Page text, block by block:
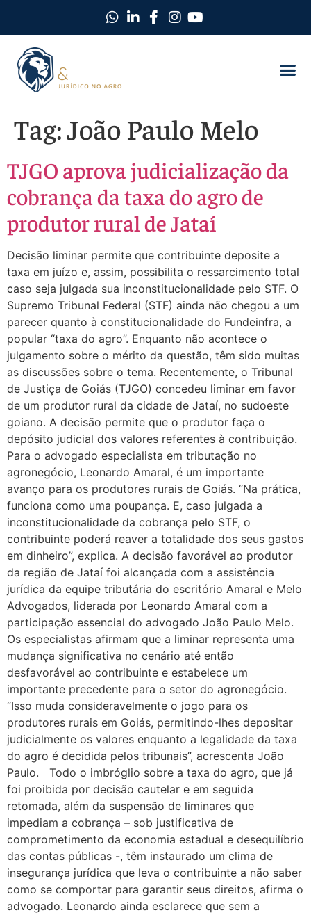
Tag:João Paulo Melo
TJGO aprova judicialização da
cobrança da taxa do agro de
produtor rural de Jataí
Decisão liminar permite que contribuinte deposite a
taxa em juízo e, assim, possibilita o ressarcimento total
caso seja julgada sua inconstitucionalidade pelo STF. O
Supremo Tribunal Federal (STF) ainda não chegou a um
parecer quanto à constitucionalidade do Fundeinfra, a
popular “taxa do agro”. Enquanto não acontece o
julgamento sobre o mérito da questão, têm sido muitas
as discussões sobre o tema. Recentemente, o Tribunal
de Justiça de Goiás (TJGO) concedeu liminar em favor
de um produtor rural da cidade de Jataí, no sudoeste
goiano. A decisão permite que o produtor faça o
depósito judicial dos valores referentes à contribuição.
Para o advogado especialista em tributação no
agronegócio, Leonardo Amaral, é um importante
avanço para os produtores rurais de Goiás. “Na prática,
funciona como uma poupança. E, caso julgada a
inconstitucionalidade da cobrança pelo STF, o
contribuinte poderá reaver a totalidade dos seus gastos
em dinheiro”, explica. A decisão favorável ao produtor
da região de Jataí foi alcançada com a assistência
jurídica da equipe tributária do escritório Amaral e Melo
Advogados, liderada por Leonardo Amaral com a
participação essencial do advogado João Paulo Melo.
Os especialistas afirmam que a liminar representa uma
mudança significativa no cenário até então
desfavorável ao contribuinte e estabelece um
importante precedente para o setor do agronegócio.
“Isso muda consideravelmente o jogo para os
produtores rurais em Goiás, permitindo-lhes depositar
judicialmente os valores enquanto a legalidade da taxa
do agro é decidida pelos tribunais”, acrescenta João
Paulo. Todo o imbróglio sobre a taxa do agro, que já
foi proibida por decisão cautelar e em seguida
retomada, além da suspensão de liminares que
impediam a cobrança – sob justificativa de
comprometimento da economia estadual e desequilíbrio
das contas públicas -, têm instaurado um clima de
insegurança jurídica que leva o contribuinte a não saber
como se comportar para garantir seus direitos, afirma o
advogado. Leonardo ainda esclarece que sem a